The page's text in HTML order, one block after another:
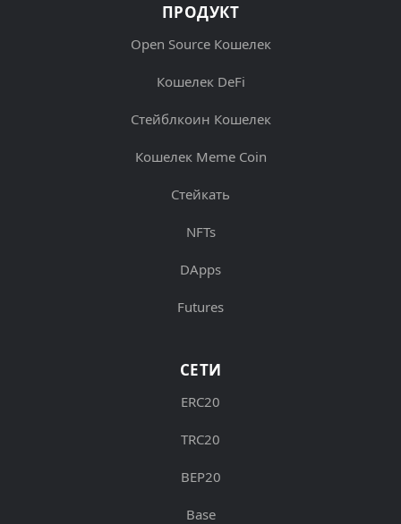
ПРОДУКТ
Open Source Кошелек
Кошелек DeFi
Стейблкоин Кошелек
Кошелек Meme Coin
Стейкать
NFTs
DApps
Futures
СЕТИ
ERC20
TRC20
BEP20
Base